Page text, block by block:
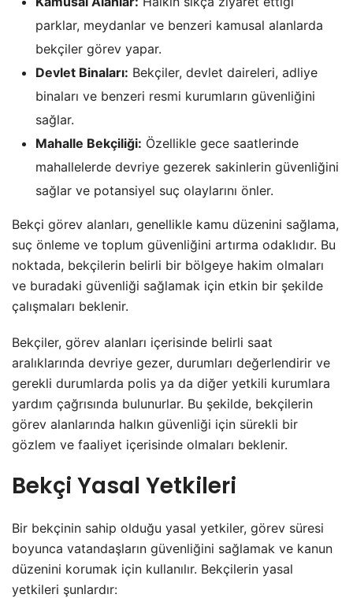
parklar, meydanlar ve benzeri kamusal alanlarda
bekçiler görev yapar.
Devlet Binaları: Bekçiler, devlet daireleri, adliye
binaları ve benzeri resmi kurumların güvenliğini
sağlar.
Mahalle Bekçiliği: Özellikle gece saatlerinde
mahallelerde devriye gezerek sakinlerin güvenliğini
sağlar ve potansiyel suç olaylarını önler.
Bekçi görev alanları, genellikle kamu düzenini sağlama,
suç önleme ve toplum güvenliğini artırma odaklıdır. Bu
noktada, bekçilerin belirli bir bölgeye hakim olmaları
ve buradaki güvenliği sağlamak için etkin bir şekilde
çalışmaları beklenir.
Bekçiler, görev alanları içerisinde belirli saat
aralıklarında devriye gezer, durumları değerlendirir ve
gerekli durumlarda polis ya da diğer yetkili kurumlara
yardım çağrısında bulunurlar. Bu şekilde, bekçilerin
görev alanlarında halkın güvenliği için sürekli bir
gözlem ve faaliyet içerisinde olmaları beklenir.
Bekçi Yasal Yetkileri
Bir bekçinin sahip olduğu yasal yetkiler, görev süresi
boyunca vatandaşların güvenliğini sağlamak ve kanun
düzenini korumak için kullanılır. Bekçilerin yasal
yetkileri şunlardır: